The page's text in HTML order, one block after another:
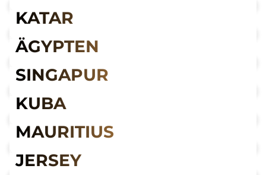
KATAR
ÄGYPTEN
SINGAPUR
KUBA
MAURITIUS
JERSEY